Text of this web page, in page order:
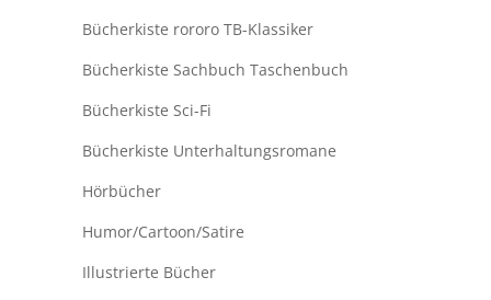
Bücherkiste rororo TB-Klassiker
Bücherkiste Sachbuch Taschenbuch
Bücherkiste Sci-Fi
Bücherkiste Unterhaltungsromane
Hörbücher
Humor/Cartoon/Satire
Illustrierte Bücher